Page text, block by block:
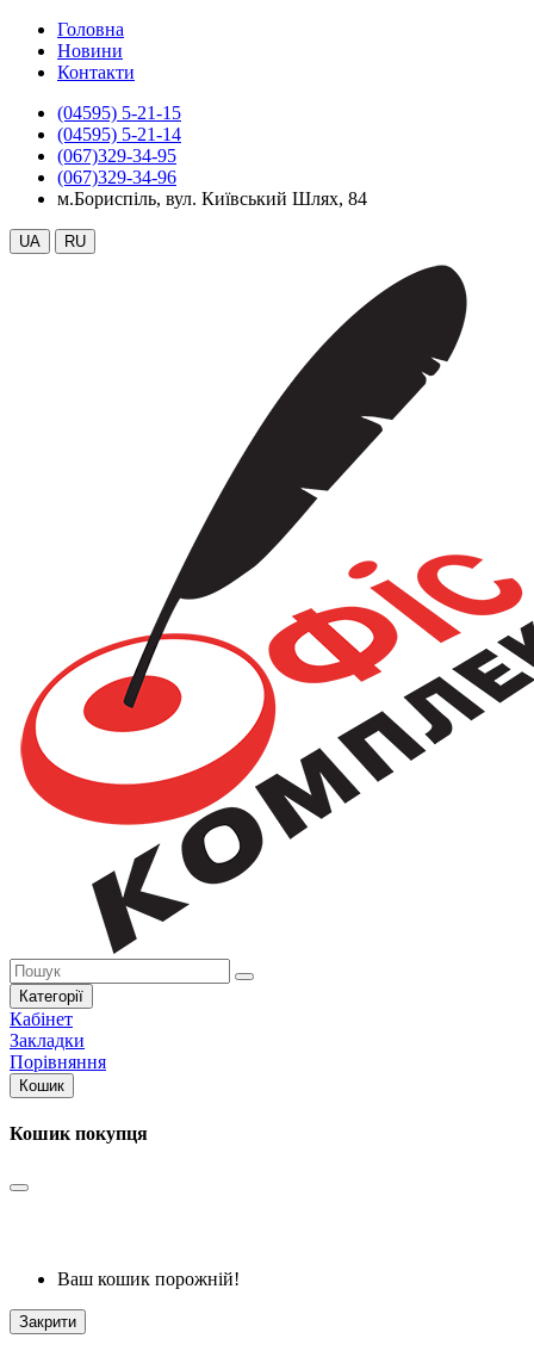
Головна
Новини
Контакти
(04595) 5-21-15
(04595) 5-21-14
(067)329-34-95
(067)329-34-96
м.Бориспіль, вул. Київський Шлях, 84
UA RU
Категорії
Кабінет
Закладки
Порівняння
Кошик
Кошик покупця
Ваш кошик порожній!
Закрити